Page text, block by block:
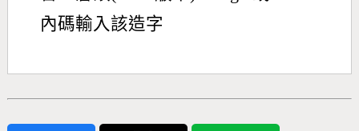
內碼輸入該造字